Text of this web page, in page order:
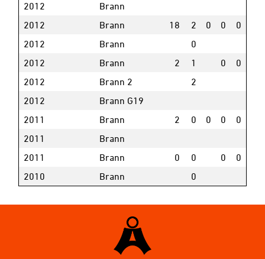
2012
Brann
2012
Brann 18 2 0 0
0
2012
Brann
0
2012
Brann 2 1 0
0
2012
Brann 2
2
2012
Brann G19
2011
Brann 2 0 0 0
0
2011
Brann
2011
Brann 0 0 0
0
2010
Brann 0